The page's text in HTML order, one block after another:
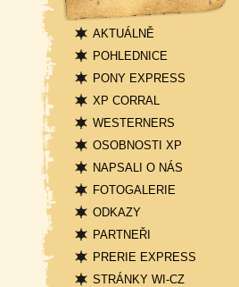
AKTUÁLNĚ
POHLEDNICE
PONY EXPRESS
XP CORRAL
WESTERNERS
OSOBNOSTI XP
NAPSALI O NÁS
FOTOGALERIE
ODKAZY
PARTNEŘI
PRERIE EXPRESS
STRÁNKY WI-CZ